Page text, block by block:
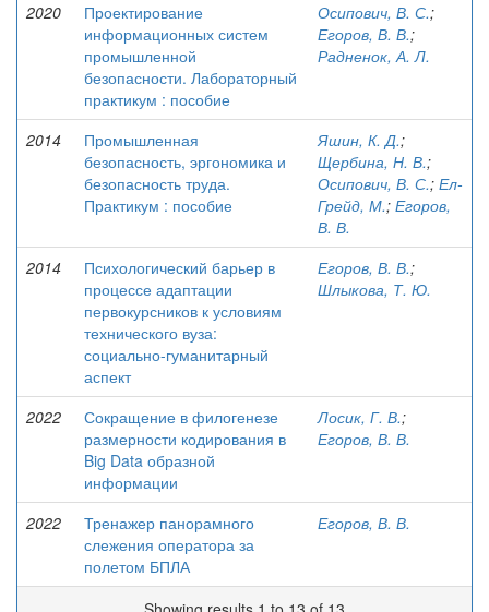
2020
Проектирование
информационных систем
промышленной
безопасности. Лабораторный
практикум : пособие
Осипович, В. С.;
Егоров, В. В.;
Радненок, А. Л.
2014
Промышленная
безопасность, эргономика и
безопасность труда.
Практикум : пособие
Яшин, К. Д.;
Щербина, Н. В.;
Осипович, В. С.; Ел-
Грейд, М.; Егоров,
В. В.
2014
Психологический барьер в
процессе адаптации
первокурсников к условиям
технического вуза:
социально-гуманитарный
аспект
Егоров, В. В.;
Шлыкова, Т. Ю.
2022
Сокращение в филогенезе
размерности кодирования в
Big Data образной
информации
Лосик, Г. В.;
Егоров, В. В.
2022
Тренажер панорамного
слежения оператора за
полетом БПЛА
Егоров, В. В.